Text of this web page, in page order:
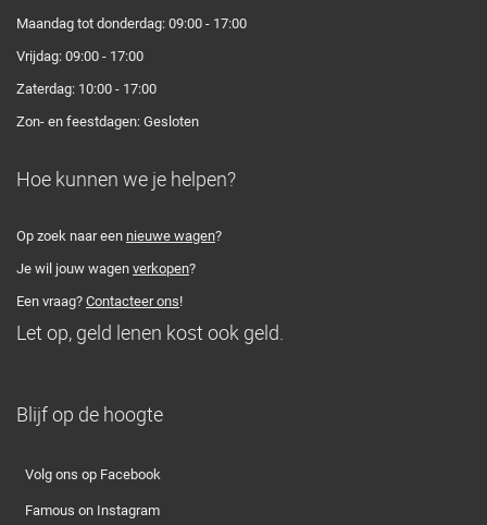
Maandag tot donderdag: 09:00 - 17:00
Vrijdag: 09:00 - 17:00
Zaterdag: 10:00 - 17:00
Zon- en feestdagen: Gesloten
Hoe kunnen we je helpen?
Op zoek naar een nieuwe wagen?
Je wil jouw wagen verkopen?
Een vraag? Contacteer ons!
Let op, geld lenen kost ook geld.
Blijf op de hoogte
Volg ons op Facebook
Famous on Instagram